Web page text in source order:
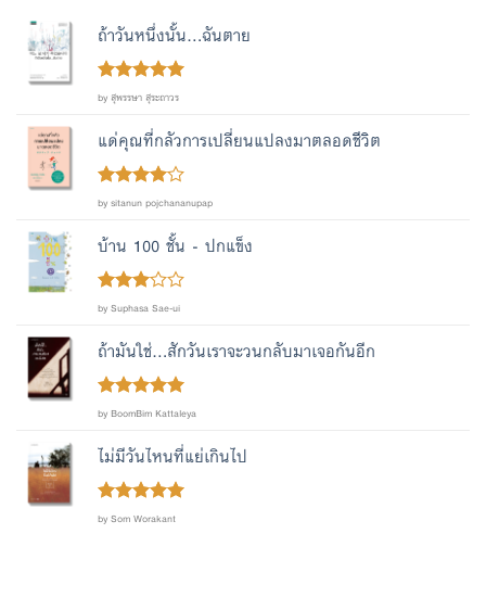
ถ้าวันหนึ่งนั้น...ฉันตาย
Rated 5out
by สุพรรษา สุระถาวร
แด่คุณที่กลัวการเปลี่ยนแปลงมาตลอดชีวิต
Rated4
by sitanun pojchananupap
บ้าน 100 ชั้น - ปกแข็ง
Rated
of 5
by Suphasa Sae-ui
ถ้ามันใช่...สักวันเราจะวนกลับมาเจอกันอีก
Rated5out
by BoomBim Kattaleya
ไม่มีวันไหนที่แย่เกินไป
Rated5out
by Som Worakant